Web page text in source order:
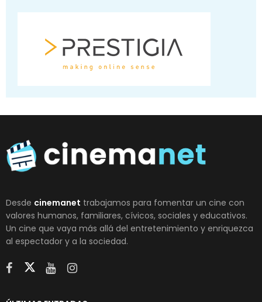
Desde cinemanet trabajamos para fomentar un cine con
valores humanos, familiares, cívicos, sociales y educativos.
Un cine que vaya más allá del entretenimiento y enriquezca
al espectador y a la sociedad.